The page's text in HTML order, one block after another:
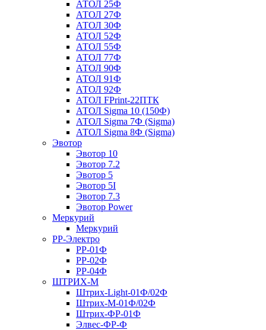
АТОЛ 25Ф
АТОЛ 27Ф
АТОЛ 30Ф
АТОЛ 52Ф
АТОЛ 55Ф
АТОЛ 77Ф
АТОЛ 90Ф
АТОЛ 91Ф
АТОЛ 92Ф
АТОЛ FPrint-22ПТК
АТОЛ Sigma 10 (150Ф)
АТОЛ Sigma 7Ф (Sigma)
АТОЛ Sigma 8Ф (Sigma)
Эвотор
Эвотор 10
Эвотор 7.2
Эвотор 5
Эвотор 5I
Эвотор 7.3
Эвотор Power
Меркурий
Меркурий
РР-Электро
РР-01Ф
РР-02Ф
РР-04Ф
ШТРИХ-М
Штрих-Light-01Ф/02Ф
Штрих-М-01Ф/02Ф
Штрих-ФР-01Ф
Элвес-ФР-Ф